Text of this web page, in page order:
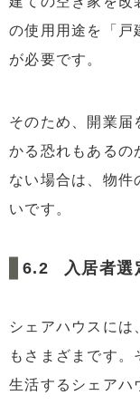
の使用用途を「戸
が必要です。
そのため、開業届
かる恐れもあるの
ない場合は、物件
いです。
入居者選
シェアハウスには
もさまざまです
生活するシェアハ